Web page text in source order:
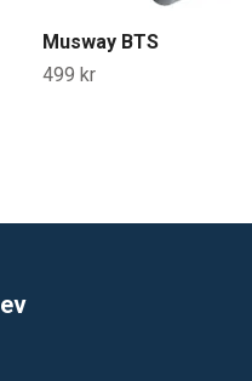
Musway BTS
499 kr